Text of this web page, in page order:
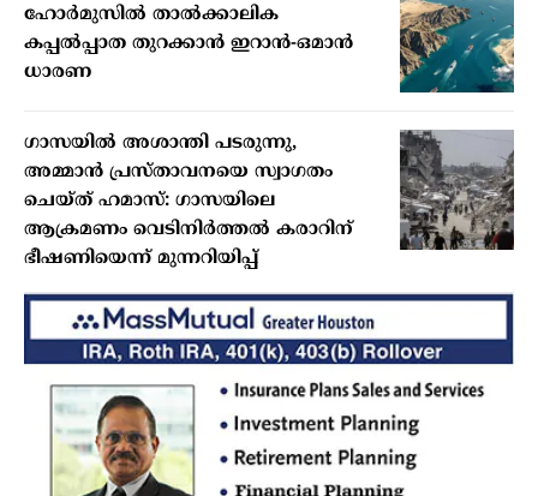
ഹോർമുസിൽ താൽക്കാലിക
കപ്പൽപ്പാത തുറക്കാൻ ഇറാൻ-ഒമാൻ
ധാരണ
ഗാസയിൽ അശാന്തി പടരുന്നു,
അമ്മാൻ പ്രസ്താവനയെ സ്വാഗതം
ചെയ്ത് ഹമാസ്: ഗാസയിലെ
ആക്രമണം വെടിനിർത്തൽ കരാറിന്
ഭീഷണിയെന്ന് മുന്നറിയിപ്പ്